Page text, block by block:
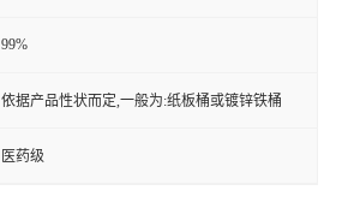
99%
依据产品性状而定,一般为:纸板桶或镀锌铁桶
医药级